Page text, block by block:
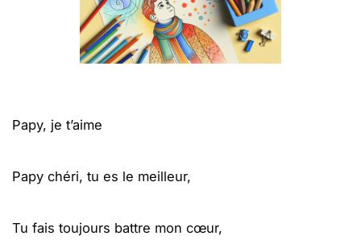
Papy, je t’aime
Papy chéri, tu es le meilleur,
Tu fais toujours battre mon cœur,